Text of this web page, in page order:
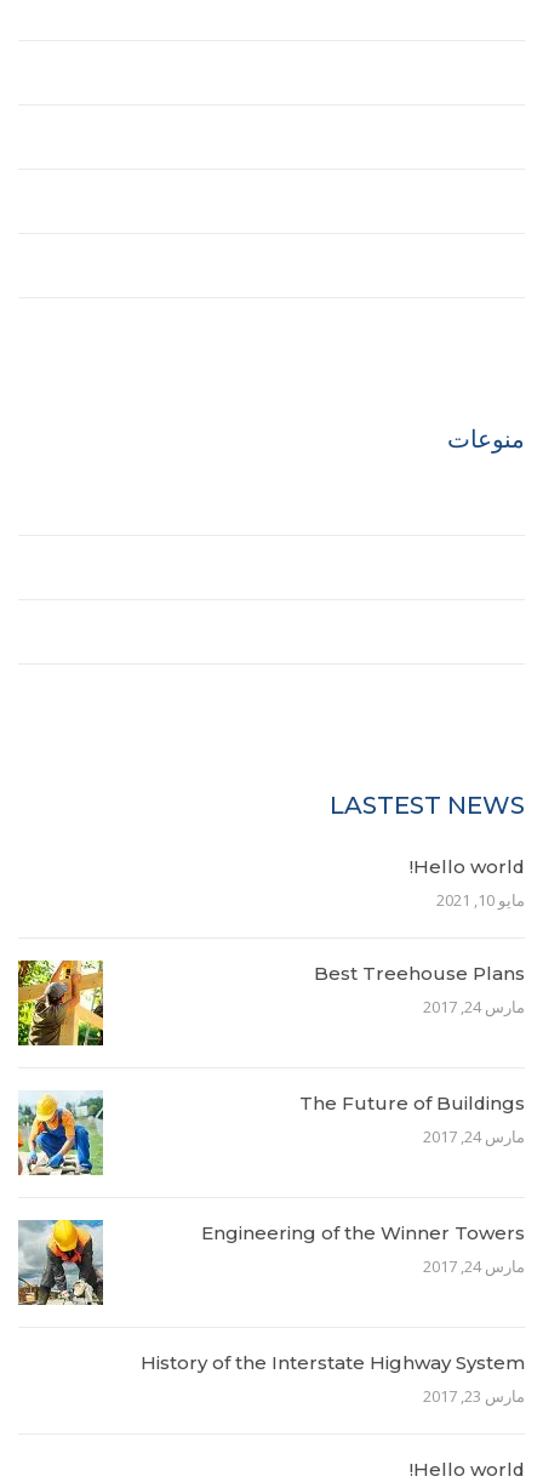
منوعات
LASTEST NEWS
Hello world!
مايو 10, 2021
Best Treehouse Plans
مارس 24, 2017
The Future of Buildings
مارس 24, 2017
Engineering of the Winner Towers
مارس 24, 2017
History of the Interstate Highway System
مارس 23, 2017
Hello world!